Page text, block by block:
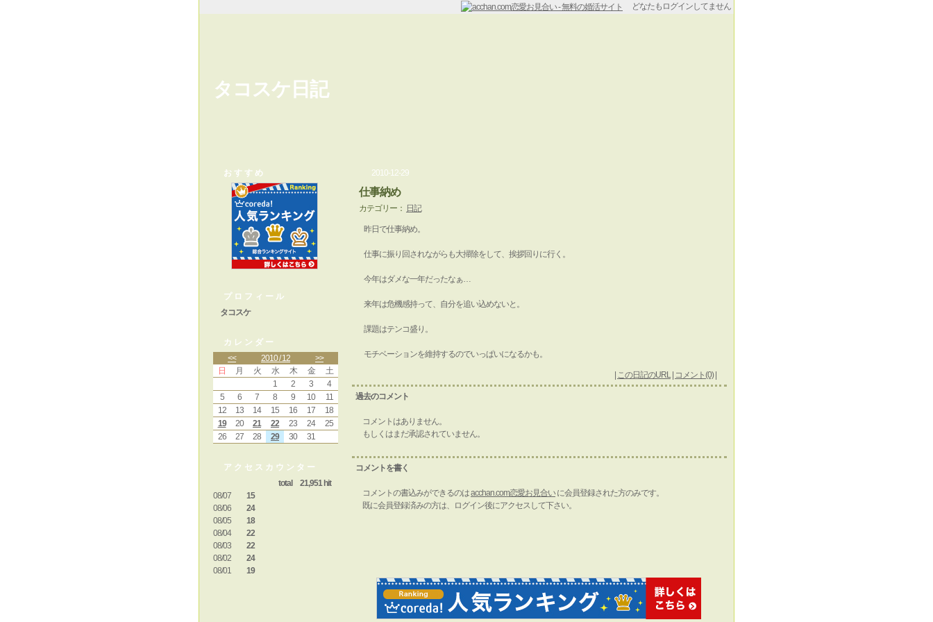
どなたもログインしてません
タコスケ日記
おすすめ
プロフィール
タコスケ
カレンダー
<<
2010 / 12
>>
日
月 火 水 木 金
土
1
2 3
4
5
6 7 8 9 10
11
12
13 14 15 16 17
18
19
20 21 22 23 24
25
26
27 28 29 30 31
アクセスカウンター
total 21,951 hit
08/07
15
08/06
24
08/05
18
08/04
22
08/03
22
08/02
24
08/01
19
2010-12-29
仕事納め
カテゴリー： 日記
昨日で仕事納め。
仕事に振り回されながらも大掃除をして、挨拶回りに行く。
今年はダメな一年だったなぁ…
来年は危機感持って、自分を追い込めないと。
課題はテンコ盛り。
モチベーションを維持するのでいっぱいになるかも。
この日記のURL| コメント(0)|
過去のコメント
コメントはありません。
もしくはまだ承認されていません。
コメントを書く
コメントの書込みができるのはacchan.com恋愛お見合いに会員登録された方のみです。
既に会員登録済みの方は、ログイン後にアクセスして下さい。